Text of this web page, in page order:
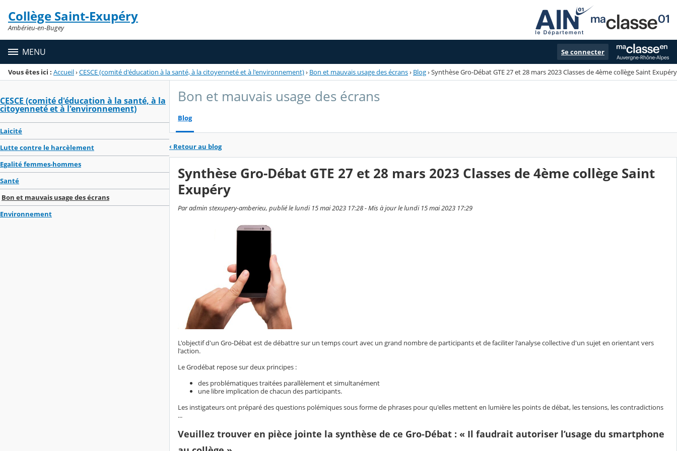
Menu de la rubrique
Contenu
Collège Saint-Exupéry
Ambérieu-en-Bugey
MENU Se connecter
Vous êtes ici : Accueil›CESCE (comité d'éducation à la santé, à la citoyenneté et à l'environnement)› Bon et mauvais usage des écrans› Blog›Synthèse Gro-Débat GTE 27 et 28 mars 2023 Classes de 4ème collège Saint Exupéry
CESCE (comité d'éducation à la santé, à la
citoyenneté et à l'environnement)
Laicité
Lutte contre le harcèlement
Egalité femmes-hommes
Santé
Bon et mauvais usage des écrans
Environnement
Bon et mauvais usage des écrans
Blog
‹ Retour au blog
Synthèse Gro-Débat GTE 27 et 28 mars 2023 Classes de 4ème collège Saint
Exupéry
Par admin stexupery-amberieu, publié le lundi 15 mai 2023 17:28 - Mis à jour le lundi 15 mai 2023 17:29
L'objectif d'un Gro-Débat est de débattre sur un temps court avec un grand nombre de participants et de faciliter l'analyse collective d'un sujet en orientant vers
l'action.
Le Grodébat repose sur deux principes :
des problématiques traitées parallèlement et simultanément
une libre implication de chacun des participants.
Les instigateurs ont préparé des questions polémiques sous forme de phrases pour qu'elles mettent en lumière les points de débat, les tensions, les contradictions
...
Veuillez trouver en pièce jointe la synthèse de ce Gro-Débat : « Il faudrait autoriser l’usage du smartphone